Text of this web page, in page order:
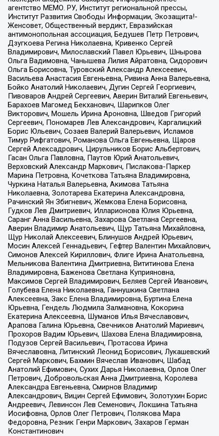
агентство МЕМО. РУ, Институт региональной прессы,
Институт Развития Свободы Информации, Экозащита!-
Женсовет, Общественный вердикт, Евразийская
антимонопольная ассоциация, Бедушев Петр Петрович,
Дзугкоева Регина Николаевна, Кривенко Сергей
Владимирович, Милославский Павел Юрьевич, Шнырова
Ольга Вадимовна, Чанышева Лилия Айратовна, Сидорович
Ольга Борисовна, Туровский Александр Алексеевич,
Васильева Анастасия Евгеньевна, Ривина Анна Валерьевна,
Бойко Анатолий Николаевич, Дугин Сергей Георгиевич,
Пивоваров Андрей Сергеевич, Аверин Виталий Евгеньевич,
Барахоев Магомед Бекханович, Шарипков Олег
Викторович, Мошель Ирина Ароновна, Шведов Григорий
Сергеевич, Пономарев Лев Александрович, Каргалицкий
Борис Юльевич, Созаев Валерий Валерьевич, Исламов
Тимур Рифгатович, Романова Ольга Евгеньевна, Щаров
Сергей Алексадрович, Цирульников Борис Альбертович,
Гасан Ольга Павловна, Паутов Юрий Анатольевич,
Верховский Александр Маркович, Пислакова-Паркер
Марина Петровна, Кочеткова Татьяна Владимировна,
Чуркина Наталья Валерьевна, Акимова Татьяна
Николаевна, Золотарева Екатерина Александровна,
Рачинский Ян Збигневич, Жемкова Елена Борисовна,
Гудков Лев Дмитриевич, Илларионова Юлия Юрьевна,
Саранг Анна Васильевна, Захарова Светлана Сергеевна,
Аверин Владимир Анатольевич, Щур Татьяна Михайловна,
Щур Николай Алексеевич, Блинушов Андрей Юрьевич,
Мосин Алексей Геннадьевич, Гефтер Валентин Михайлович,
Симонов Алексей Кириллович, Флиге Ирина Анатольевна,
Мельникова Валентина Дмитриевна, Вититинова Елена
Владимировна, Баженова Светлана Куприяновна,
Максимов Сергей Владимирович, Беляев Сергей Иванович,
Голубева Елена Николаевна, Ганнушкина Светлана
Алексеевна, Закс Елена Владимировна, Буртина Елена
Юрьевна, Гендель Людмила Залмановна, Кокорина
Екатерина Алексеевна, Шуманов Илья Вячеславович,
Арапова Галина Юрьевна, Свечников Анатолий Мариевич,
Прохоров Вадим Юрьевич, Шахова Елена Владимировна,
Подузов Сергей Васильевич, Протасова Ирина
Вячеславовна, Литинский Леонид Борисович, Лукашевский
Сергей Маркович, Бахмин Вячеслав Иванович, Шабад
Анатолий Ефимович, Сухих Дарья Николаевна, Орлов Олег
Петрович, Добровольская Анна Дмитриевна, Королева
Александра Евгеньевна, Смирнов Владимир
Александрович, Вицин Сергей Ефимович, Золотухин Борис
Андреевич, Левинсон Лев Семенович, Локшина Татьяна
Иосифовна, Орлов Олег Петрович, Полякова Мара
Федоровна, Резник Генри Маркович, Захаров Герман
Константинович